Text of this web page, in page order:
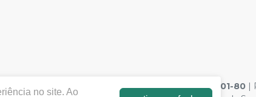
DENTAL CENTRO OESTE LTDA|36.900.926/0001-80 |
no site. Ao